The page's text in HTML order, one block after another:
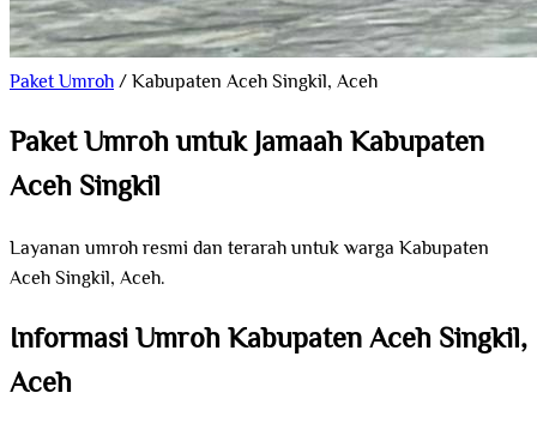
Paket Umroh/Kabupaten Aceh Singkil, Aceh
Paket Umroh untuk Jamaah Kabupaten
Aceh Singkil
Layanan umroh resmi dan terarah untuk warga Kabupaten
Aceh Singkil, Aceh.
Informasi Umroh Kabupaten Aceh Singkil,
Aceh